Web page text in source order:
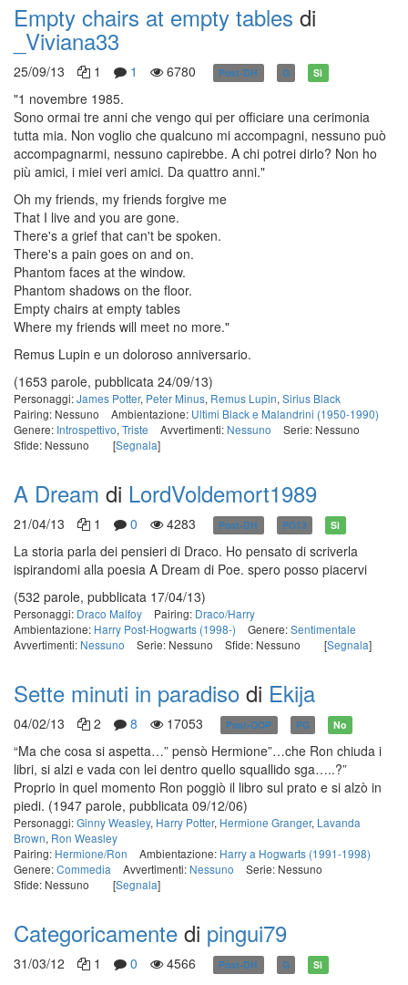
Empty chairs at empty tables di
_Viviana33
25/09/13 1 1 6780 Post-DH G Sì
"1 novembre 1985.
Sono ormai tre anni che vengo qui per officiare una cerimonia
tutta mia. Non voglio che qualcuno mi accompagni, nessuno può
accompagnarmi, nessuno capirebbe. A chi potrei dirlo? Non ho
più amici, i miei veri amici. Da quattro anni."
Oh my friends, my friends forgive me
That I live and you are gone.
There's a grief that can't be spoken.
There's a pain goes on and on.
Phantom faces at the window.
Phantom shadows on the floor.
Empty chairs at empty tables
Where my friends will meet no more."
Remus Lupin e un doloroso anniversario.
(1653 parole, pubblicata 24/09/13)
Personaggi:James Potter, Peter Minus, Remus Lupin, Sirius Black
Pairing: Nessuno
Ambientazione: Ultimi Black e Malandrini (1950-1990)
Genere: Introspettivo, Triste Avvertimenti: Nessuno
Serie: Nessuno
Sfide: Nessuno
[Segnala]
A Dream di LordVoldemort1989
21/04/13 1 0 4283 Post-DH PG13 Sì
La storia parla dei pensieri di Draco. Ho pensato di scriverla
ispirandomi alla poesia A Dream di Poe. spero posso piacervi
(532 parole, pubblicata 17/04/13)
Personaggi: Draco Malfoy Pairing: Draco/Harry
Ambientazione: Harry Post-Hogwarts (1998-) Genere:Sentimentale
Avvertimenti: Nessuno Serie: Nessuno Sfide: Nessuno [Segnala]
Sette minuti in paradiso di Ekija
04/02/13 2 8 17053 Post-OOP PG No
“Ma che cosa si aspetta…” pensò Hermione”…che Ron chiuda i
libri, si alzi e vada con lei dentro quello squallido sga…..?”
Proprio in quel momento Ron poggiò il libro sul prato e si alzò in
piedi. (1947 parole, pubblicata 09/12/06)
Personaggi:Ginny Weasley, Harry Potter, Hermione Granger, Lavanda
Brown, Ron Weasley
Pairing: Hermione/Ron Ambientazione: Harry a Hogwarts (1991-1998)
Genere:Commedia Avvertimenti: Nessuno
Serie: Nessuno
Sfide: Nessuno
[Segnala]
Categoricamente di pingui79
31/03/12 1 0 4566 Post-DH G Sì